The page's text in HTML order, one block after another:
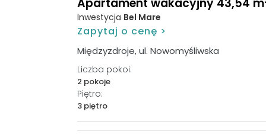
Apartament wakacyjny 43,54
Inwestycja Bel Mare
Zapytaj o cenę >
Międzyzdroje, ul. Nowomyśliwska
Liczba pokoi:
2 pokoje
Piętro:
3 piętro